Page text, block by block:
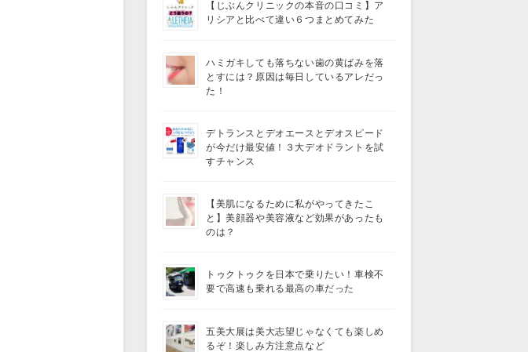
【じぶんクリニックの本音の口コミ】ア
リシアと比べて違い６つまとめてみた
ハミガキしても落ちない歯の黄ばみを落
とすには？原因は毎日しているアレだっ
た！
デトランスとデオエースとデオスピード
が今だけ最安値！３大デオドラントを試
すチャンス
【美肌になるために私がやってきたこ
と】美顔器や美容液など効果があったも
のは？
トゥクトゥクを日本で乗りたい！車検不
要で高速も乗れる最高の車だった
五美大展は美大志望じゃなくても楽しめ
るぞ！楽しみ方注意点など